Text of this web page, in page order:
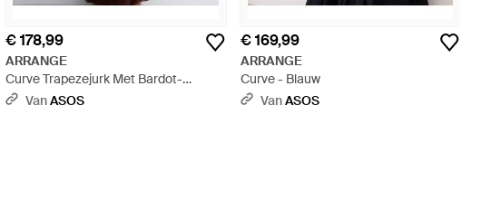
€ 178,99
ARRANGE
Curve Trapezejurk Met Bardot-
Halslijn, Cape Op De Rug - Bruin
VanASOS
€ 169,99
ARRANGE
Curve - Blauw
VanASOS